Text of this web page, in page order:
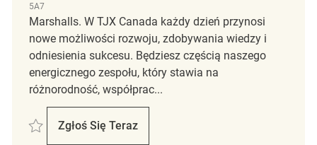
5A7
Marshalls. W TJX Canada każdy dzień przynosi
nowe możliwości rozwoju, zdobywania wiedzy i
odniesienia sukcesu. Będziesz częścią naszego
energicznego zespołu, który stawia na
różnorodność, współprac...
Zapisać Retail Store Associate Part Time Marshalls/Homesense
Zgłoś Się Teraz
Retail Store Associate Part Time